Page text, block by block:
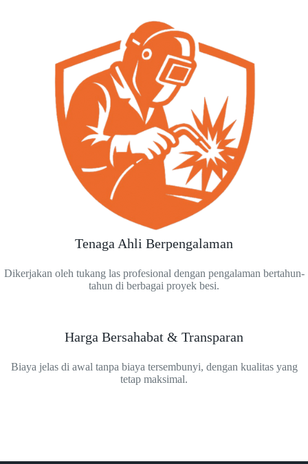
Tenaga Ahli Berpengalaman
Dikerjakan oleh tukang las profesional dengan pengalaman bertahun-
tahun di berbagai proyek besi.
Harga Bersahabat & Transparan
Biaya jelas di awal tanpa biaya tersembunyi, dengan kualitas yang
tetap maksimal.